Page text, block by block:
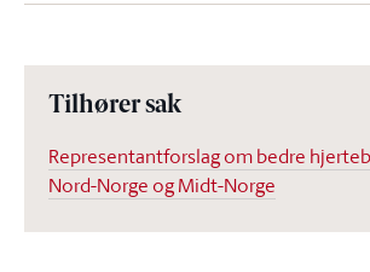
Tilhører sak
Representantforslag om bedre
Nord-Norge og Midt-Norge